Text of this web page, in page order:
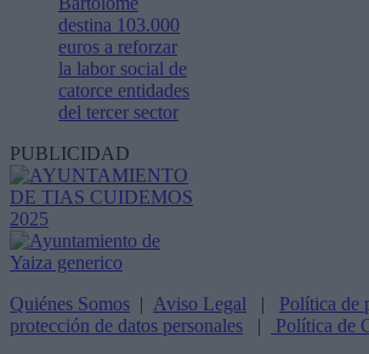
destina 103.000
euros a reforzar
la labor social de
catorce entidades
del tercer sector
PUBLICIDAD
Quiénes Somos | Aviso Legal | Política de
protección de datos personales | Política de